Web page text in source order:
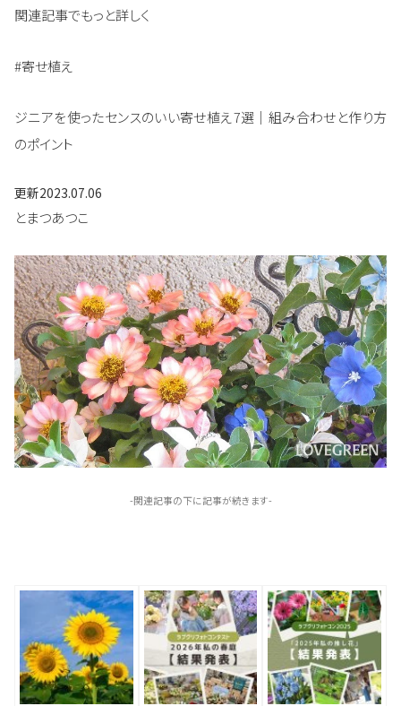
関連記事でもっと詳しく
#寄せ植え
ジニアを使ったセンスのいい寄せ植え7選｜組み合わせと作り方
のポイント
更新2023.07.06
とまつあつこ
-関連記事の下に記事が続きます-